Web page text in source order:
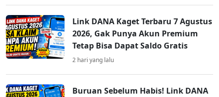
Link DANA Kaget Terbaru 7 Agustus
2026, Gak Punya Akun Premium
Tetap Bisa Dapat Saldo Gratis
2 hari yang lalu
Buruan Sebelum Habis! Link DANA